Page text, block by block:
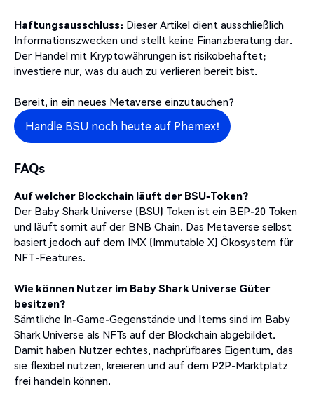
Haftungsausschluss: Dieser Artikel dient ausschließlich
Informationszwecken und stellt keine Finanzberatung dar.
Der Handel mit Kryptowährungen ist risikobehaftet;
investiere nur, was du auch zu verlieren bereit bist.
Bereit, in ein neues Metaverse einzutauchen?
Handle BSU noch heute auf Phemex!
FAQs
Auf welcher Blockchain läuft der BSU-Token?
Der Baby Shark Universe (BSU) Token ist ein BEP-20 Token
und läuft somit auf der BNB Chain. Das Metaverse selbst
basiert jedoch auf dem IMX (Immutable X) Ökosystem für
NFT-Features.
Wie können Nutzer im Baby Shark Universe Güter
besitzen?
Sämtliche In-Game-Gegenstände und Items sind im Baby
Shark Universe als NFTs auf der Blockchain abgebildet.
Damit haben Nutzer echtes, nachprüfbares Eigentum, das
sie flexibel nutzen, kreieren und auf dem P2P-Marktplatz
frei handeln können.